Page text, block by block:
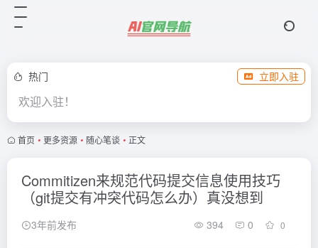
热门 立即入驻
欢迎入驻！
首页 • 更多资源 • 随心笔谈 • 正文
Commitizen来规范代码提交信息使用技巧
（git提交有冲突代码怎么办）真没想到
3年前发布 394 0 0